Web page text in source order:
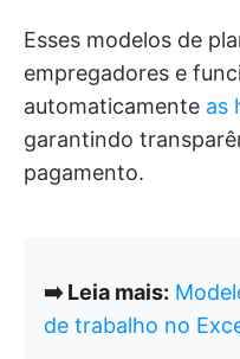
Esses modelos de
empregadores e
automaticamente as
garantindo
pagamento.
➡️ Leia mais:
de trabalho no